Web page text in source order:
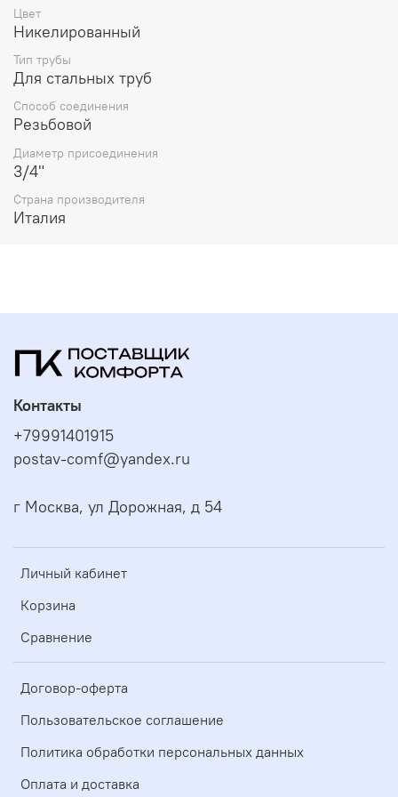
Цвет
Никелированный
Тип трубы
Для стальных труб
Способ соединения
Резьбовой
Диаметр присоединения
3/4"
Страна производителя
Италия
Личный кабинет
Корзина
Сравнение
Договор-оферта
Пользовательское соглашение
Политика обработки персональных данных
Оплата и доставка
Контакты
+79991401915
postav-comf@yandex.ru
г Москва, ул Дорожная, д 54